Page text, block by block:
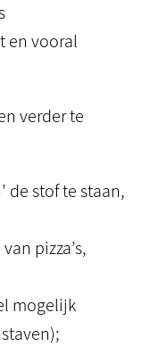
en vooral
verder te
de stof te staan,
pizza’s,
mogelijk